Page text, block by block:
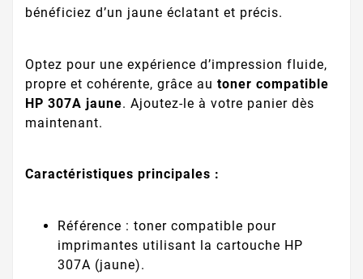
bénéficiez d’un jaune éclatant et précis.
Optez pour une expérience d’impression fluide,
propre et cohérente, grâce au toner compatible
HP 307A jaune. Ajoutez-le à votre panier dès
maintenant.
Caractéristiques principales :
Référence : toner compatible pour
imprimantes utilisant la cartouche HP
307A (jaune).